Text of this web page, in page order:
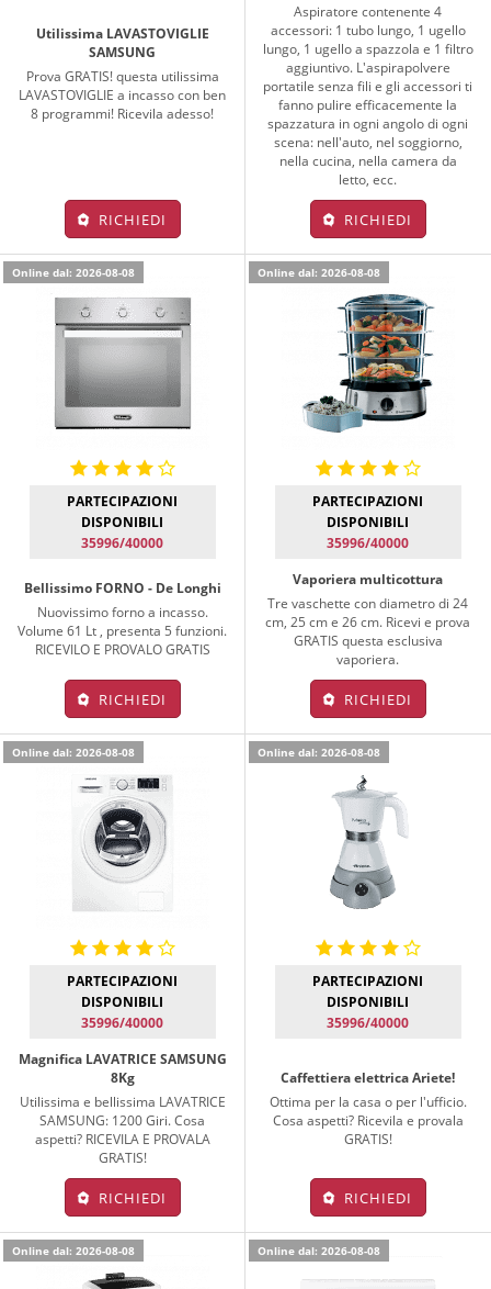
Utilissima LAVASTOVIGLIE
SAMSUNG
Prova GRATIS! questa utilissima
LAVASTOVIGLIE a incasso con ben
8 programmi! Ricevila adesso!
RICHIEDI
Aspiratore contenente 4
accessori: 1 tubo lungo, 1 ugello
lungo, 1 ugello a spazzola e 1 filtro
aggiuntivo. L'aspirapolvere
portatile senza fili e gli accessori ti
fanno pulire efficacemente la
spazzatura in ogni angolo di ogni
scena: nell'auto, nel soggiorno,
nella cucina, nella camera da
letto, ecc.
RICHIEDI
Online dal: 2026-08-08
PARTECIPAZIONI
DISPONIBILI
35996/40000
Bellissimo FORNO - De Longhi
Nuovissimo forno a incasso.
Volume 61 Lt , presenta 5 funzioni.
RICEVILO E PROVALO GRATIS
RICHIEDI
Online dal: 2026-08-08
PARTECIPAZIONI
DISPONIBILI
35996/40000
Vaporiera multicottura
Tre vaschette con diametro di 24
cm, 25 cm e 26 cm. Ricevi e prova
GRATIS questa esclusiva
vaporiera.
RICHIEDI
Online dal: 2026-08-08
PARTECIPAZIONI
DISPONIBILI
35996/40000
Magnifica LAVATRICE SAMSUNG
8Kg
Utilissima e bellissima LAVATRICE
SAMSUNG: 1200 Giri. Cosa
aspetti? RICEVILA E PROVALA
GRATIS!
RICHIEDI
Online dal: 2026-08-08
PARTECIPAZIONI
DISPONIBILI
35996/40000
Caffettiera elettrica Ariete!
Ottima per la casa o per l'ufficio.
Cosa aspetti? Ricevila e provala
GRATIS!
RICHIEDI
Online dal: 2026-08-08 Online dal: 2026-08-08